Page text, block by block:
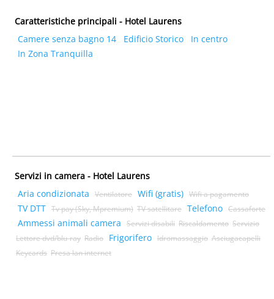
Caratteristiche principali - Hotel Laurens
Camere senza bagno 14
Edificio Storico
In centro
In Zona Tranquilla
Servizi in camera - Hotel Laurens
Aria condizionata
Ventilatore Wifi (gratis) Wifi a pagamento
TV DTT Tv pay (Sky, Mpremium) TV satellitare Telefono Cassaforte
Ammessi animali camera Servizi disabili Riscaldamento Servizio
Lettore dvd/blu-ray Radio Frigorifero Idromassaggio Asciugacapelli
Keycards Presa lan internet